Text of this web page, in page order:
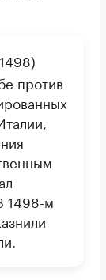
против
1498-м